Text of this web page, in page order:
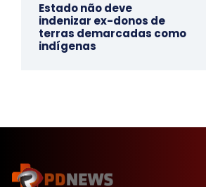
Estado não deve
indenizar ex-donos de
terras demarcadas como
indígenas